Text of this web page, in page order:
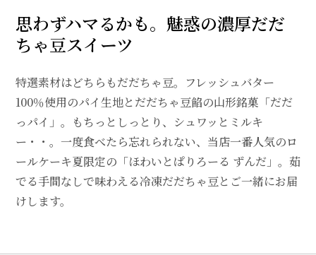
思わずハマるかも。魅惑の濃厚だだ
ちゃ豆スイーツ
特選素材はどちらもだだちゃ豆。フレッシュバター
100％使用のパイ生地とだだちゃ豆餡の山形銘菓「だだ
っパイ」。もちっとしっとり、シュワッとミルキ
ー・・。一度食べたら忘れられない、当店一番人気のロ
ールケーキ夏限定の「ほわいとぱりろーる ずんだ」。茹
でる手間なしで味わえる冷凍だだちゃ豆とご一緒にお届
けします。